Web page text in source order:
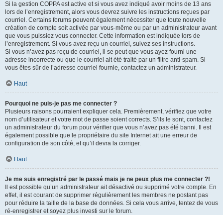
Si la gestion COPPA est active et si vous avez indiqué avoir moins de 13 ans
lors de l’enregistrement, alors vous devrez suivre les instructions reçues par
courriel. Certains forums peuvent également nécessiter que toute nouvelle
création de compte soit activée par vous-même ou par un administrateur avant
que vous puissiez vous connecter. Cette information est indiquée lors de
l’enregistrement. Si vous avez reçu un courriel, suivez ses instructions.
Si vous n’avez pas reçu de courriel, il se peut que vous ayez fourni une
adresse incorrecte ou que le courriel ait été traité par un filtre anti-spam. Si
vous êtes sûr de l’adresse courriel fournie, contactez un administrateur.
Haut
Pourquoi ne puis-je pas me connecter ?
Plusieurs raisons pourraient expliquer cela. Premièrement, vérifiez que votre
nom d’utilisateur et votre mot de passe soient corrects. S’ils le sont, contactez
un administrateur du forum pour vérifier que vous n’avez pas été banni. Il est
également possible que le propriétaire du site Internet ait une erreur de
configuration de son côté, et qu’il devra la corriger.
Haut
Je me suis enregistré par le passé mais je ne peux plus me connecter ?!
Il est possible qu’un administrateur ait désactivé ou supprimé votre compte. En
effet, il est courant de supprimer régulièrement les membres ne postant pas
pour réduire la taille de la base de données. Si cela vous arrive, tentez de vous
ré-enregistrer et soyez plus investi sur le forum.